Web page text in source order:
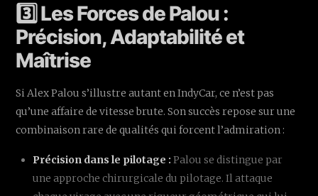
3️⃣ Les Forces de Palou :
Précision, Adaptabilité et
Maîtrise
Si Alex Palou s’illustre autant en IndyCar, ce n’est pas
qu’une affaire de vitesse brute. Son succès repose sur une
combinaison rare de qualités qui forcent l’admiration :
Précision dans le pilotage : Palou se distingue par
une approche chirurgicale du pilotage. Il attaque